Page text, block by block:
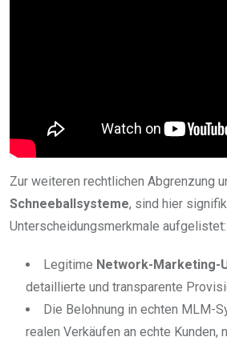
Zur weiteren rechtlichen Abgrenzung
Schneeballsysteme, sind hier
Unterscheidungsmerkmale aufgelistet:
Legitime Network-Marketing-
detaillierte und transparente
Die Belohnung in echten MLM-
realen Verkäufen an echte Kunden,